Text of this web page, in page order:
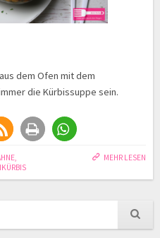
dem Ofen mit dem
die Kürbissuppe sein.
MEHR LESEN
,